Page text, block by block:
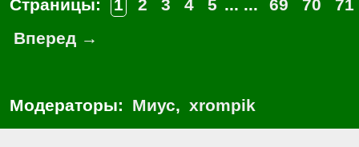
Страницы: 1 2 3 4 5 ... ... 69 70
71
Вперед →
Модераторы: Миус, xrompik